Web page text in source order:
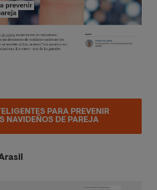
PARA PREVENIR
NAVIDEÑOS DE PAREJA